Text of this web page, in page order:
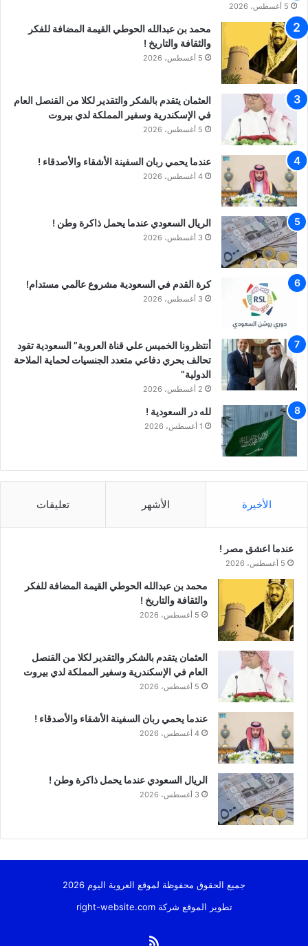
5 أغسطس، 2026
محمد بن عبدالله الحوطي القيمة المضافة للفكر
والثقافة والتاريخ !
5 أغسطس، 2026
العثمان يتقدم بالشكر والتقدير لكلا من القنصل العام
في الإسكندرية وسفير المملكة لدي بيروت
5 أغسطس، 2026
عندما يحمي ربان السفينة الأشقاء والأصدقاء !
4 أغسطس، 2026
الريال السعودي عندما يحمل ذاكرة وطن !
3 أغسطس، 2026
كرة القدم في السعودية مشروع عالمي مستدام!
3 أغسطس، 2026
أنتظرونا الخميس علي قناة العروبة” السعودية تقود
تحالف بحري دفاعي متعدد الجنسيات لحماية الملاحة
الدولية”
2 أغسطس، 2026
لله در السعودية !
1 أغسطس، 2026
الأخيرة الأشهر تعليقات
عندما اعشق مصر !
5 أغسطس، 2026
محمد بن عبدالله الحوطي القيمة المضافة للفكر
والثقافة والتاريخ !
5 أغسطس، 2026
العثمان يتقدم بالشكر والتقدير لكلا من القنصل
العام في الإسكندرية وسفير المملكة لدي بيروت
5 أغسطس، 2026
عندما يحمي ربان السفينة الأشقاء والأصدقاء !
4 أغسطس، 2026
الريال السعودي عندما يحمل ذاكرة وطن !
3 أغسطس، 2026
جميع الحقوق محفوظة لموقع العروبة اليوم 2026
تطوير الموقع شركةright-website.com
ملخص